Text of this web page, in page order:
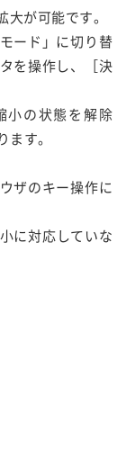
大が可能です。
ード」に切り替
を操作し、［決
小の状態を解除
ます。
ザのキー操作に
に対応していな